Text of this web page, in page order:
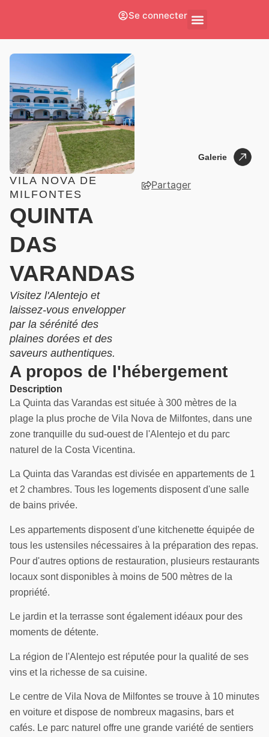
Se connecter
Galerie
Galerie
VILA NOVA DE
MILFONTES
QUINTA
DAS
VARANDAS
Visitez l'Alentejo et
laissez-vous envelopper
par la sérénité des
plaines dorées et des
saveurs authentiques.
Partager
A propos de l'hébergement
Description
La Quinta das Varandas est située à 300 mètres de la
plage la plus proche de Vila Nova de Milfontes, dans une
zone tranquille du sud-ouest de l'Alentejo et du parc
naturel de la Costa Vicentina.
La Quinta das Varandas est divisée en appartements de 1
et 2 chambres. Tous les logements disposent d'une salle
de bains privée.
Les appartements disposent d'une kitchenette équipée de
tous les ustensiles nécessaires à la préparation des repas.
Pour d'autres options de restauration, plusieurs restaurants
locaux sont disponibles à moins de 500 mètres de la
propriété.
Le jardin et la terrasse sont également idéaux pour des
moments de détente.
La région de l'Alentejo est réputée pour la qualité de ses
vins et la richesse de sa cuisine.
Le centre de Vila Nova de Milfontes se trouve à 10 minutes
en voiture et dispose de nombreux magasins, bars et
cafés. Le parc naturel offre une grande variété de sentiers